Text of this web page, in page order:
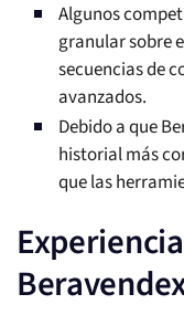
Algunos
granular sobre
secuencias de
avanzados.
Debido a que
historial más
que las